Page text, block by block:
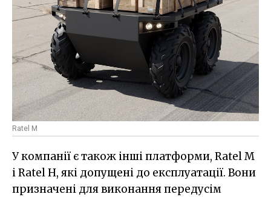
Ratel M
У компанії є також інші платформи, Ratel M
і Ratel H, які допущені до експлуатації. Вони
призначені для виконання передусім